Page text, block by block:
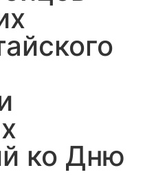
ко Дню